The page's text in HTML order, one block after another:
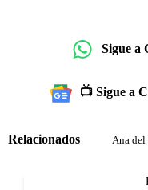
Sigue a
📺 Sigue a
Relacionados Ana